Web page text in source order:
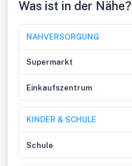
Was ist in der Nähe?
NAHVERSORGUNG
Supermarkt
Einkaufszentrum
KINDER & SCHULE
Schule